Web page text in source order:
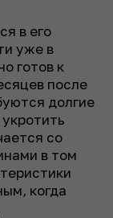
в его
уже в
готов к
после
долгие
со
в том
когда